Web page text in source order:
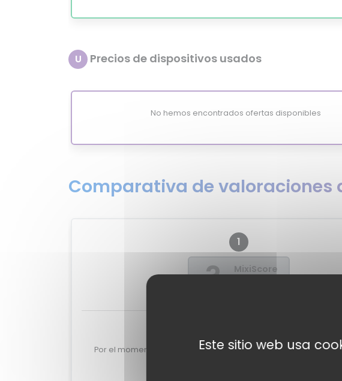
U Precios de dispositivos usados
No hemos encontrados ofertas disponibles
Comparativa de valoraciones
1
?
MixiScore
Por el momento no tenemos valoraciones de expertos para el
Este sitio web usa